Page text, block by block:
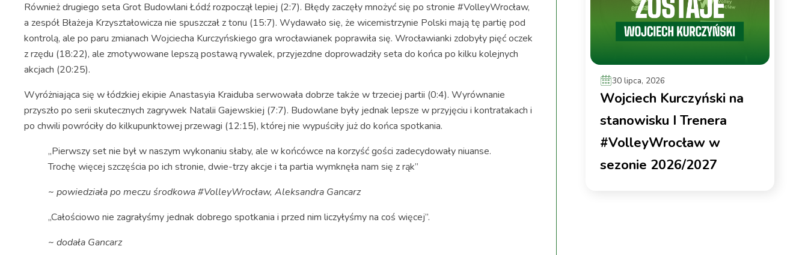
Również drugiego seta Grot Budowlani Łódź rozpoczął lepiej (2:7). Błędy zaczęły mnożyć się po stronie #VolleyWrocław,
a zespół Błażeja Krzyształowicza nie spuszczał z tonu (15:7). Wydawało się, że wicemistrzynie Polski mają tę partię pod
kontrolą, ale po paru zmianach Wojciecha Kurczyńskiego gra wrocławianek poprawiła się. Wrocławianki zdobyły pięć oczek
z rzędu (18:22), ale zmotywowane lepszą postawą rywalek, przyjezdne doprowadziły seta do końca po kilku kolejnych
akcjach (20:25).
Wyróżniająca się w łódzkiej ekipie Anastasyia Kraiduba serwowała dobrze także w trzeciej partii (0:4). Wyrównanie
przyszło po serii skutecznych zagrywek Natalii Gajewskiej (7:7). Budowlane były jednak lepsze w przyjęciu i kontratakach i
po chwili powróciły do kilkupunktowej przewagi (12:15), której nie wypuściły już do końca spotkania.
„Pierwszy set nie był w naszym wykonaniu słaby, ale w końcówce na korzyść gości zadecydowały niuanse.
Trochę więcej szczęścia po ich stronie, dwie-trzy akcje i ta partia wymknęła nam się z rąk”
~ powiedziała po meczu środkowa #VolleyWrocław, Aleksandra Gancarz
„Całościowo nie zagrałyśmy jednak dobrego spotkania i przed nim liczyłyśmy na coś więcej”.
~ dodała Gancarz
30 lipca, 2026
Wojciech Kurczyński na
stanowisku I Trenera
#VolleyWrocław w
sezonie 2026/2027